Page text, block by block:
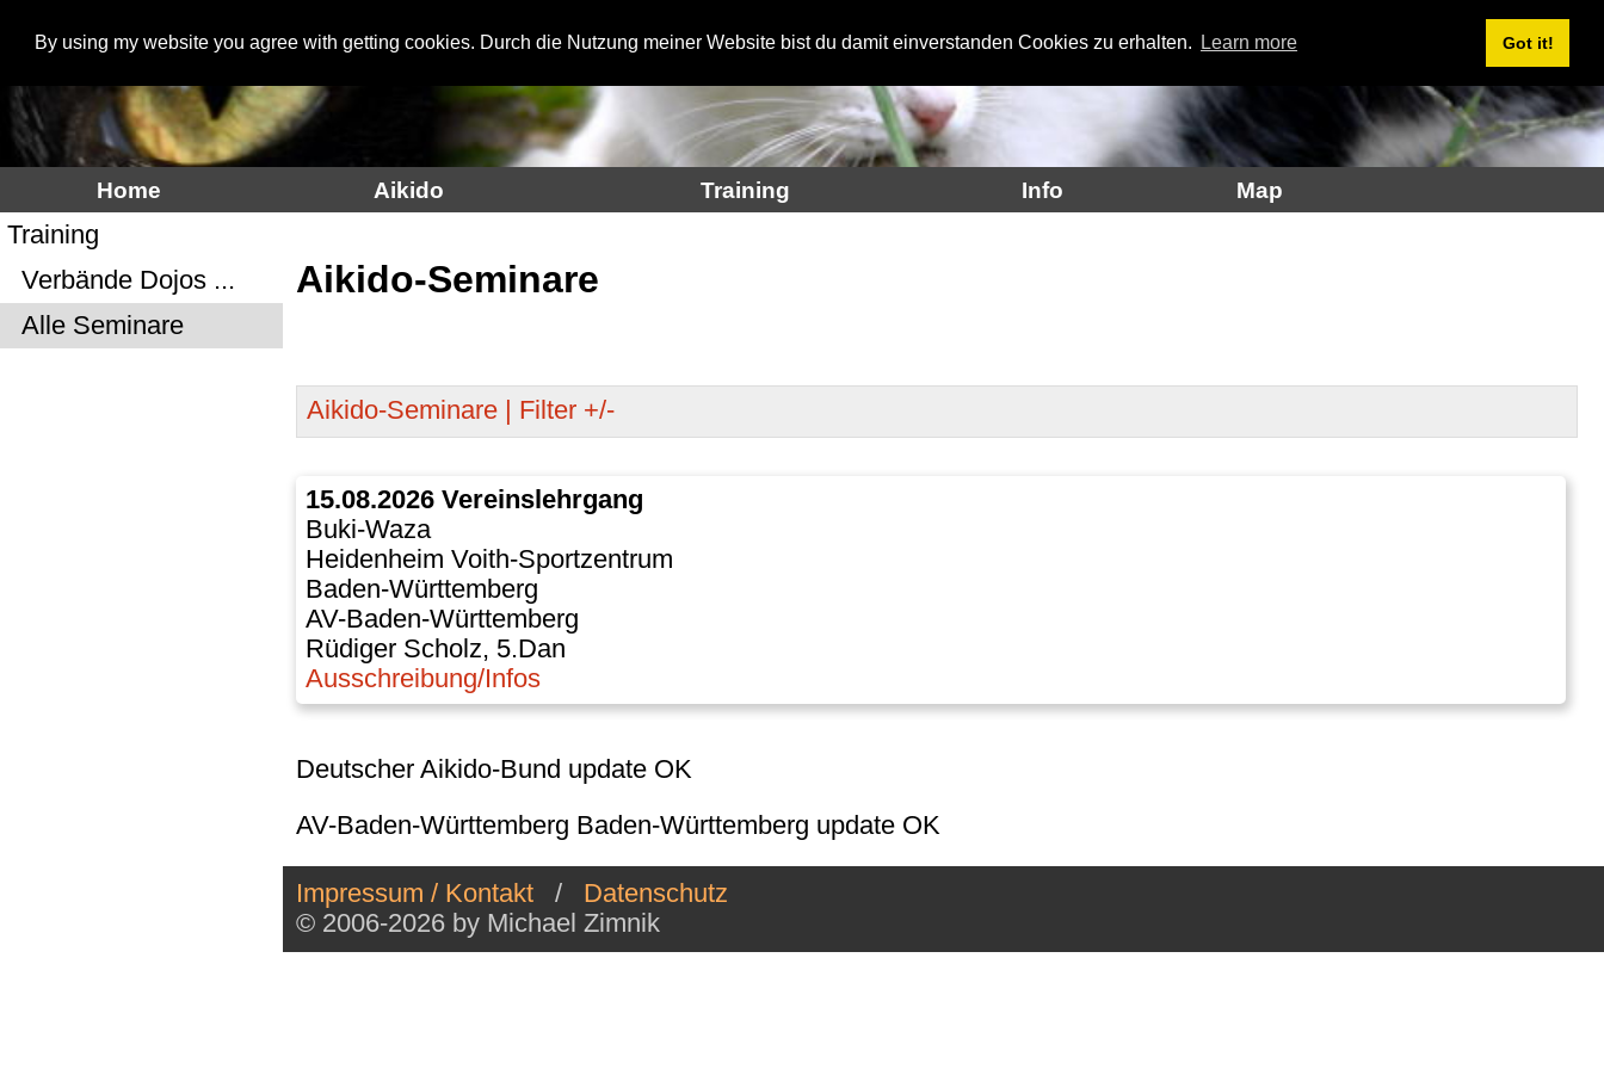
By using my website you agree with getting cookies. Durch die Nutzung meiner Website bist du damit einverstanden Cookies zu erhalten. Learn more Got it!
Aikidoinfo
Home Aikido Training Info Map
Training
Verbände Dojos ...
Alle Seminare
Aikido-Seminare
Aikido-Seminare | Filter +/-
15.08.2026 Vereinslehrgang
Buki-Waza
Heidenheim Voith-Sportzentrum
Baden-Württemberg
AV-Baden-Württemberg
Rüdiger Scholz, 5.Dan
Ausschreibung/Infos
Deutscher Aikido-Bund update OK
AV-Baden-Württemberg Baden-Württemberg update OK
Impressum / Kontakt/ Datenschutz
© 2006-2026 by Michael Zimnik